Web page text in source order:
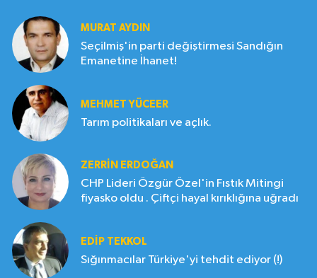
MURAT AYDIN
Seçilmiş'in parti değiştirmesi Sandığın
Emanetine İhanet!
MEHMET YÜCEER
Tarım politikaları ve açlık.
ZERRIN ERDOĞAN
CHP Lideri Özgür Özel'in Fıstık Mitingi
fiyasko oldu . Çiftçi hayal kırıklığına uğradı
EDIP TEKKOL
Sığınmacılar Türkiye'yi tehdit ediyor (!)